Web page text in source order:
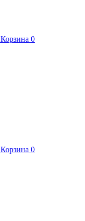
Корзина 0
Корзина 0